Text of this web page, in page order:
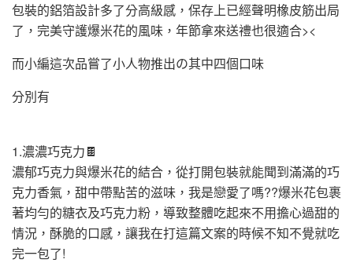
包裝的鋁箔設計多了分高級感，保存上已經聲明橡皮筋出局
了，完美守護爆米花的風味，年節拿來送禮也很適合><
而小編這次品嘗了小人物推出の其中四個口味
分別有
1.濃濃巧克力🍫
濃郁巧克力與爆米花的結合，從打開包裝就能聞到滿滿的巧
克力香氣，甜中帶點苦的滋味，我是戀愛了嗎??爆米花包裹
著均勻的糖衣及巧克力粉，導致整體吃起來不用擔心過甜的
情況，酥脆的口感，讓我在打這篇文案的時候不知不覺就吃
完一包了!